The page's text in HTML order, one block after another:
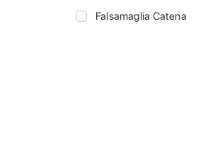
Falsamaglia Catena